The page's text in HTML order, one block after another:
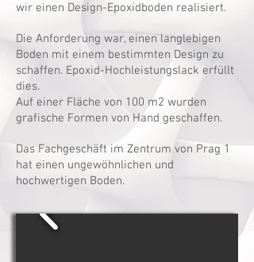
wir einen Design-Epoxidboden realisiert.
Die Anforderung war, einen langlebigen
Boden mit einem bestimmten Design zu
schaffen. Epoxid-Hochleistungslack erfüllt
dies.
Auf einer Fläche von 100 m2 wurden
grafische Formen von Hand geschaffen.
Das Fachgeschäft im Zentrum von Prag 1
hat einen ungewöhnlichen und
hochwertigen Boden.